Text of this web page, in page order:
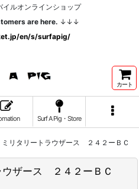
イルオンラインショップ
are here. ↓↓↓
en/s/surfapig/
カート
Surf A Pig・Store
リタリートラウザース ２４２ーＢＣ
ザース ２４２ーＢＣ